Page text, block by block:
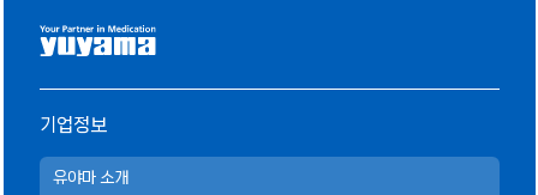
기업정보
유야마 소개